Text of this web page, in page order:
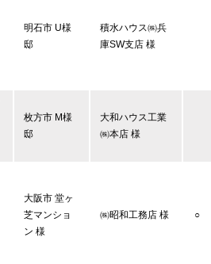
明石市 U様
邸
積水ハウス㈱兵
庫SW支店 様
枚方市 M様
邸
大和ハウス工業
㈱本店 様
大阪市 堂ヶ
芝マンショ
ン 様
㈱昭和工務店 様 ○